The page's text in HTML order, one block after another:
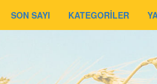
SON SAYI KATEGORİLER